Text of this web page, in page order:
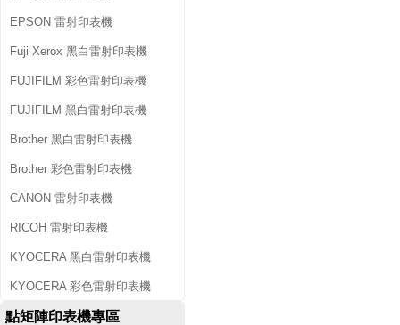
EPSON 雷射印表機
Fuji Xerox 黑白雷射印表機
FUJIFILM 彩色雷射印表機
FUJIFILM 黑白雷射印表機
Brother 黑白雷射印表機
Brother 彩色雷射印表機
CANON 雷射印表機
RICOH 雷射印表機
KYOCERA 黑白雷射印表機
KYOCERA 彩色雷射印表機
點矩陣印表機專區